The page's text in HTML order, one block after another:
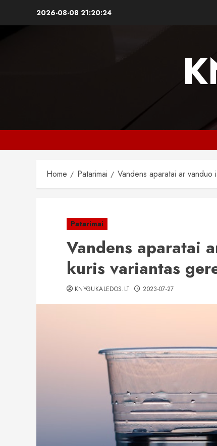
2026-08-08 21:20:24
Home Patarimai Vandens aparatai ar
Patarimai
Vandens aparatai
kuris variantas
KNYGUKALEDOS.LT 2023-07-27